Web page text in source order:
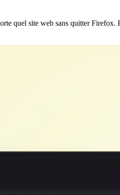
quel site web sans quitter